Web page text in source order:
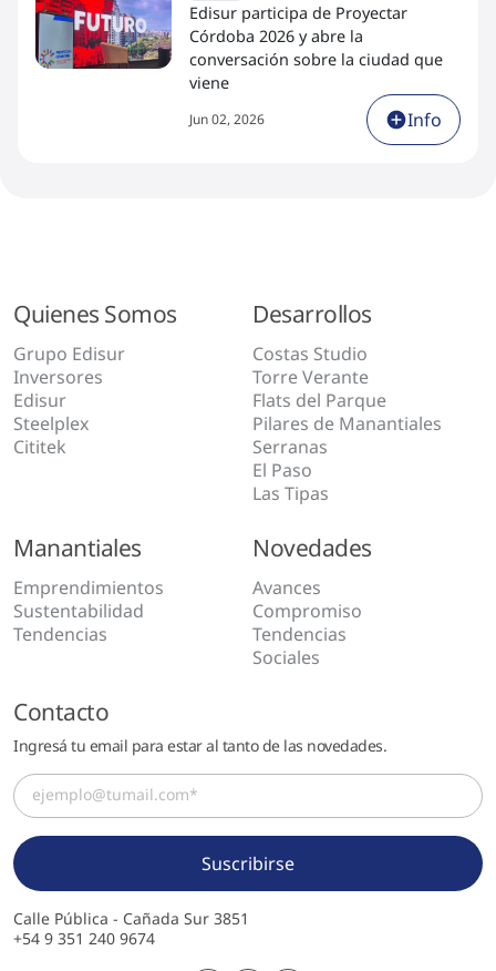
Edisur participa de Proyectar
Córdoba 2026 y abre la
conversación sobre la ciudad que
viene
Jun 02, 2026 Info
Quienes Somos
Grupo Edisur
Inversores
Edisur
Steelplex
Cititek
Desarrollos
Costas Studio
Torre Verante
Flats del Parque
Pilares de Manantiales
Serranas
El Paso
Las Tipas
Manantiales
Emprendimientos
Sustentabilidad
Tendencias
Novedades
Avances
Compromiso
Tendencias
Sociales
Contacto
Ingresá tu email para estar al tanto de las novedades.
Calle Pública - Cañada Sur 3851
+54 9 351 240 9674